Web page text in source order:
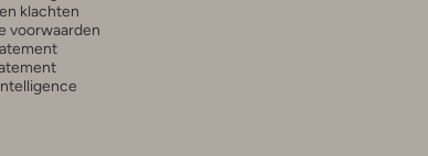
klachten
voorwaarden